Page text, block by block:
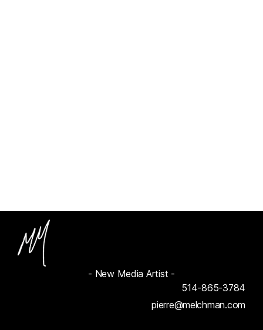
- New Media Artist -
514-865-3784
pierre@melchman.com